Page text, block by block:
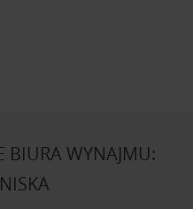
BIURA WYNAJMU: